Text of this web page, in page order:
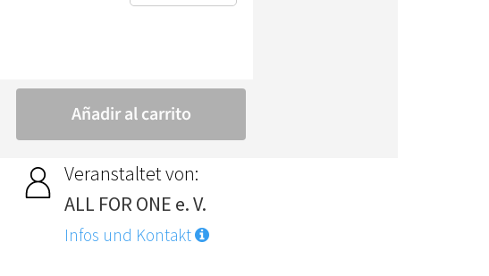
Veranstaltet von:
ALL FOR ONE e. V.
Infos und Kontakt